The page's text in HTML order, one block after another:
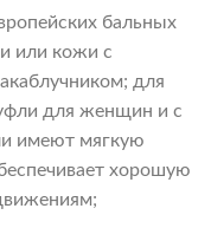
бальных
или кожи с
для
для женщин и с
имеют мягкую
хорошую